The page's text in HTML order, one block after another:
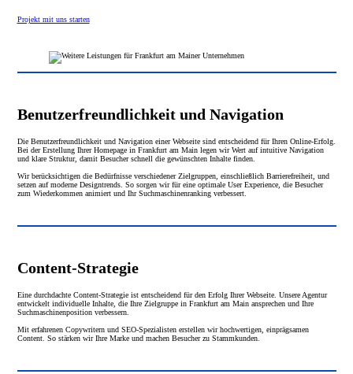
Projekt mit uns starten
Benutzerfreundlichkeit und Navigation
Die Benutzerfreundlichkeit und Navigation einer Webseite sind entscheidend für Ihren Online-Erfolg.
Bei der Erstellung Ihrer Homepage in Frankfurt am Main legen wir Wert auf intuitive Navigation
und klare Struktur, damit Besucher schnell die gewünschten Inhalte finden.
Wir berücksichtigen die Bedürfnisse verschiedener Zielgruppen, einschließlich Barrierefreiheit, und
setzen auf moderne Designtrends. So sorgen wir für eine optimale User Experience, die Besucher
zum Wiederkommen animiert und Ihr Suchmaschinenranking verbessert.
Content-Strategie
Eine durchdachte Content-Strategie ist entscheidend für den Erfolg Ihrer Webseite. Unsere Agentur
entwickelt individuelle Inhalte, die Ihre Zielgruppe in Frankfurt am Main ansprechen und Ihre
Suchmaschinenposition verbessern.
Mit erfahrenen Copywritern und SEO-Spezialisten erstellen wir hochwertigen, einprägsamen
Content. So stärken wir Ihre Marke und machen Besucher zu Stammkunden.